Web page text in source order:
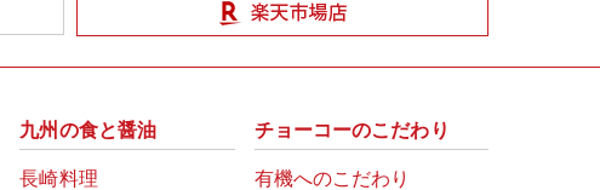
九州の食と醤油
長崎料理
チョーコーのこだわり
有機へのこだわり